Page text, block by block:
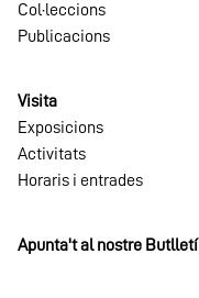
Col·leccions
Publicacions
Visita
Exposicions
Activitats
Horaris i entrades
Apunta't al nostre Butlletí